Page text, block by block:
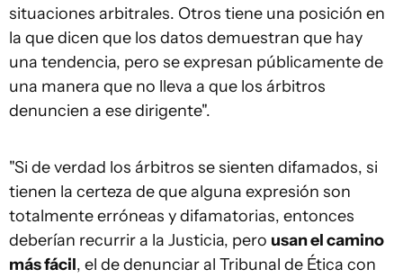
situaciones arbitrales. Otros tiene una posición en
la que dicen que los datos demuestran que hay
una tendencia, pero se expresan públicamente de
una manera que no lleva a que los árbitros
denuncien a ese dirigente".
"Si de verdad los árbitros se sienten difamados, si
tienen la certeza de que alguna expresión son
totalmente erróneas y difamatorias, entonces
deberían recurrir a la Justicia, pero usan el camino
más fácil, el de denunciar al Tribunal de Ética con